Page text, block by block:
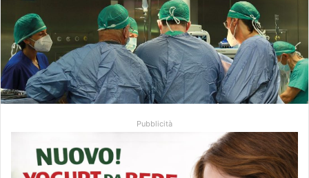
Pubblicità